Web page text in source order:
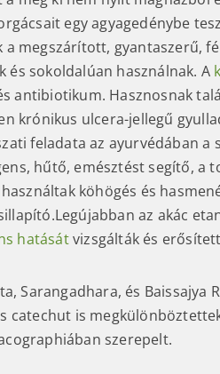
egy agyagedénybe
a megszárított, gyantaszerű,
sokoldalúan használnak. A
antibiotikum. Hasznosnak
krónikus ulcera-jellegű
feladata az ayurvédában a
hűtő, emésztést segítő, a
köhögés és
az akác
hatásátvizsgálták és
Sarangadhara, és Baissajya
catechut is
szerepelt.